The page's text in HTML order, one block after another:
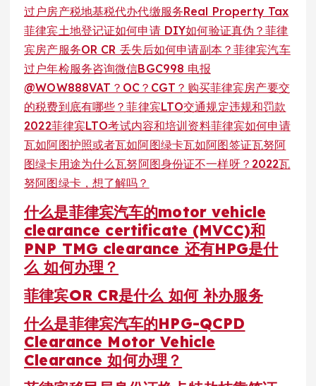
过户房产税地基税代办代缴服务Real Property Tax
菲律宾土地登记证如何申请 DIY如何验证真伪？菲律
宾房产服务OR CR 丢失后如何申请副本？菲律宾汽车
过户年检服务咨询微信BGC998 电报
@WOW888VAT？OC？CGT？购买菲律宾房产要交
的税费到底有哪些？菲律宾LTO交通规定违规和罚款
2022菲律宾LTO考试内容和培训资料菲律宾如何申请
瓦如阿图护照或者瓦如阿图绿卡瓦如阿图签证瓦努阿
图绿卡用途为什么瓦努阿图身份证不一样呀？ 2022瓦
努阿图绿卡，想了解吗？
什么是菲律宾汽车的motor vehicle
clearance certificate (MVCC)和
PNP TMG clearance 还有HPG是什
么 如何办理？
菲律宾OR CR是什么 如何 补办服务
什么是菲律宾汽车的HPG-QCPD
Clearance Motor Vehicle
Clearance 如何办理？